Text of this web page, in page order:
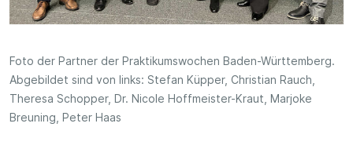
Foto der Partner der Praktikumswochen Baden-Württemberg.
Abgebildet sind von links: Stefan Küpper, Christian Rauch,
Theresa Schopper, Dr. Nicole Hoffmeister-Kraut, Marjoke
Breuning, Peter Haas